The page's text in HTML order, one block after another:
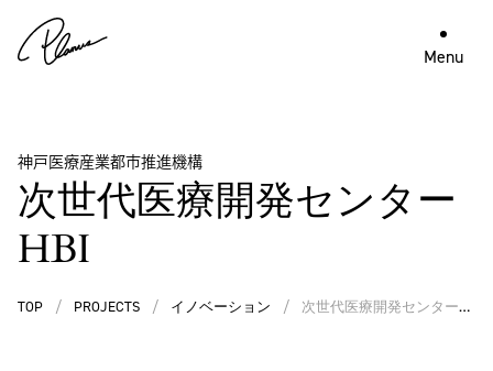
Menu
神戸医療産業都市推進機構
次世代医療開発センター
HBI
TOP / PROJECTS / イノベーション /
次世代医療開発センター